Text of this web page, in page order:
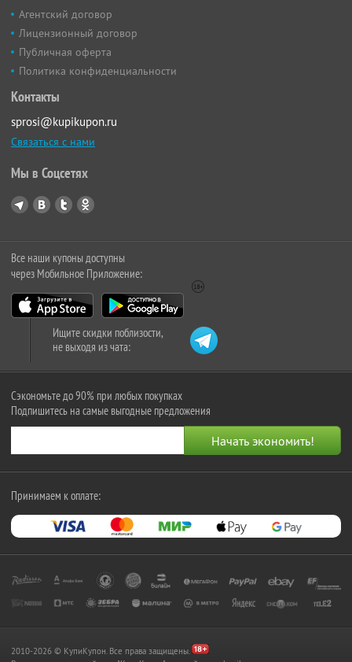
Агентский договор
Лицензионный договор
Публичная оферта
Политика конфиденциальности
Контакты
sprosi@kupikupon.ru
Связаться с нами
Мы в Соцсетях
Все наши купоны доступны
через Мобильное Приложение:
Ищите скидки поблизости,
не выходя из чата:
Сэкономьте до 90% при любых покупках
Подпишитесь на самые выгодные предложения
Принимаем к оплате:
2010-2026 © КупиКупон. Все права защищены.